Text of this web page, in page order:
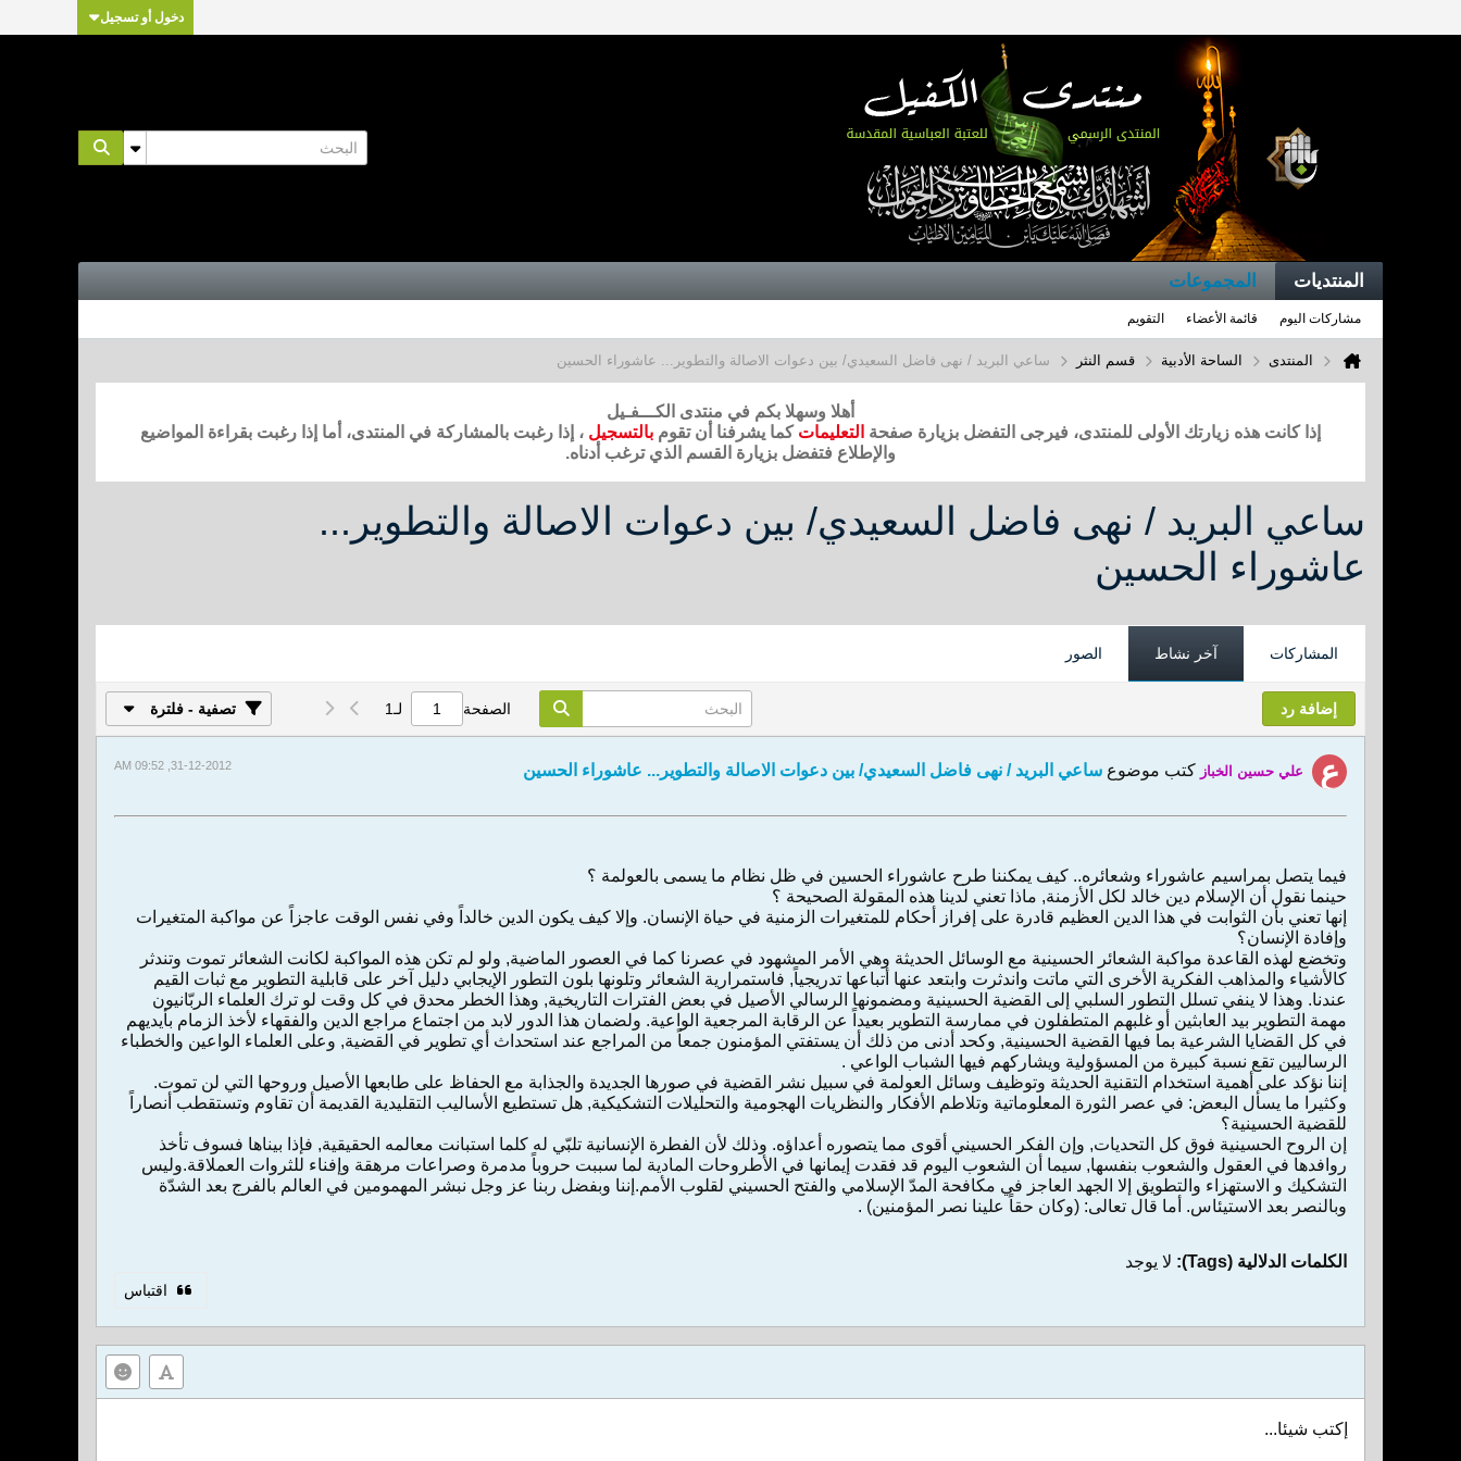
دخول أو تسجيل
المنتديات المجموعات
مشاركات اليوم قائمة الأعضاء التقويم
المنتدى الساحة الأدبية قسم النثر ساعي البريد / نهى فاضل السعيدي/ بين دعوات الاصالة والتطوير... عاشوراء الحسين
أهلا وسهلا بكم في منتدى الكـــفـيل
إذا كانت هذه زيارتك الأولى للمنتدى، فيرجى التفضل بزيارة صفحة التعليمات كما يشرفنا أن تقوم بالتسجيل ، إذا رغبت بالمشاركة في المنتدى، أما إذا رغبت بقراءة المواضيع
والإطلاع فتفضل بزيارة القسم الذي ترغب أدناه.
ساعي البريد / نهى فاضل السعيدي/ بين دعوات الاصالة والتطوير...
عاشوراء الحسين
المشاركات آخر نشاط الصور
إضافة رد الصفحة لـ1 تصفية - فلترة
علي حسين الخباز كتب موضوع ساعي البريد / نهى فاضل السعيدي/ بين دعوات الاصالة والتطوير... عاشوراء الحسين 31-12-2012, 09:52 AM
فيما يتصل بمراسيم عاشوراء وشعائره.. كيف يمكننا طرح عاشوراء الحسين في ظل نظام ما يسمى بالعولمة ؟
حينما نقول أن الإسلام دين خالد لكل الأزمنة, ماذا تعني لدينا هذه المقولة الصحيحة ؟
إنها تعني بأن الثوابت في هذا الدين العظيم قادرة على إفراز أحكام للمتغيرات الزمنية في حياة الإنسان. وإلا كيف يكون الدين خالداً وفي نفس الوقت عاجزاً عن مواكبة المتغيرات
وإفادة الإنسان؟
وتخضع لهذه القاعدة مواكبة الشعائر الحسينية مع الوسائل الحديثة وهي الأمر المشهود في عصرنا كما في العصور الماضية, ولو لم تكن هذه المواكبة لكانت الشعائر تموت وتندثر
كالأشياء والمذاهب الفكرية الأخرى التي ماتت واندثرت وابتعد عنها أتباعها تدريجياً, فاستمرارية الشعائر وتلونها بلون التطور الإيجابي دليل آخر على قابلية التطوير مع ثبات القيم
عندنا. وهذا لا ينفي تسلل التطور السلبي إلى القضية الحسينية ومضمونها الرسالي الأصيل في بعض الفترات التاريخية, وهذا الخطر محدق في كل وقت لو ترك العلماء الربّانيون
مهمة التطوير بيد العابثين أو غلبهم المتطفلون في ممارسة التطوير بعيداً عن الرقابة المرجعية الواعية. ولضمان هذا الدور لابد من اجتماع مراجع الدين والفقهاء لأخذ الزمام بأيديهم
في كل القضايا الشرعية بما فيها القضية الحسينية, وكحد أدنى من ذلك أن يستفتي المؤمنون جمعاً من المراجع عند استحداث أي تطوير في القضية, وعلى العلماء الواعين والخطباء
الرساليين تقع نسبة كبيرة من المسؤولية ويشاركهم فيها الشباب الواعي .
إننا نؤكد على أهمية استخدام التقنية الحديثة وتوظيف وسائل العولمة في سبيل نشر القضية في صورها الجديدة والجذابة مع الحفاظ على طابعها الأصيل وروحها التي لن تموت.
وكثيرا ما يسأل البعض: في عصر الثورة المعلوماتية وتلاطم الأفكار والنظريات الهجومية والتحليلات التشكيكية, هل تستطيع الأساليب التقليدية القديمة أن تقاوم وتستقطب أنصاراً
للقضية الحسينية؟
إن الروح الحسينية فوق كل التحديات, وإن الفكر الحسيني أقوى مما يتصوره أعداؤه. وذلك لأن الفطرة الإنسانية تلبّي له كلما استبانت معالمه الحقيقية, فإذا بيناها فسوف تأخذ
روافدها في العقول والشعوب بنفسها, سيما أن الشعوب اليوم قد فقدت إيمانها في الأطروحات المادية لما سببت حروباً مدمرة وصراعات مرهقة وإفناء للثروات العملاقة.وليس
التشكيك و الاستهزاء والتطويق إلا الجهد العاجز في مكافحة المدّ الإسلامي والفتح الحسيني لقلوب الأمم.إننا وبفضل ربنا عز وجل نبشر المهمومين في العالم بالفرج بعد الشدّة
وبالنصر بعد الاستيئاس. أما قال تعالى: (وكان حقاً علينا نصر المؤمنين) .
الكلمات الدلالية (Tags): لا يوجد
اقتباس
إكتب شيئا...